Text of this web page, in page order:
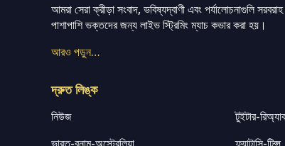
আমরা সেরা ক্রীড়া সংবাদ, ভবিষ্যদ্বাণী এবং পর্যালোচনাগুলি
পাশাপাশি ভক্তদের জন্য লাইভ স্ট্রিমিং ম্যাচ কভার করা হয়।
আরও পড়ুন…
দ্রুত লিঙ্ক
নিউজ টুইটার-